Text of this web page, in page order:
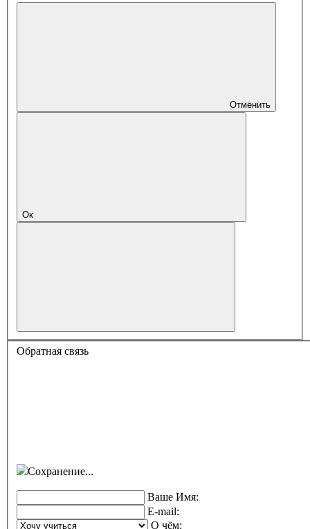
Отменить
Ок
Обратная связь
Сохранение...
Ваше Имя:
E-mail:
О чём: